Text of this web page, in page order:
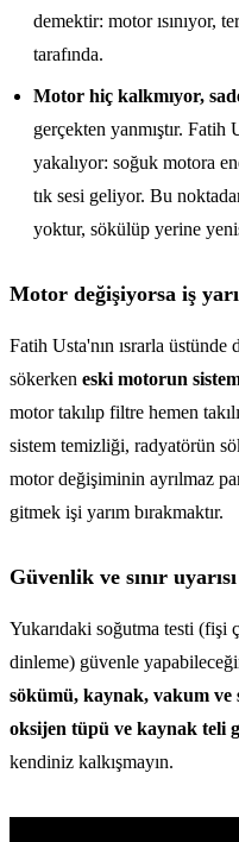
demektir: motor ısınıyor,
tarafında.
Motor hiç kalkmıyor,
gerçekten yanmıştır.
yakalıyor: soğuk motora
tık sesi geliyor. Bu
yoktur, sökülüp yerine
Motor değişiyorsa iş
Fatih Usta'nın ısrarla
sökerken eski motorun
motor takılıp filtre hemen
sistem temizliği, radyatörün
motor değişiminin ayrılmaz
gitmek işi yarım bırakmaktır.
Güvenlik ve sınır uyarısı
Yukarıdaki soğutma testi (fişi
dinleme) güvenle
sökümü, kaynak, vakum ve
oksijen tüpü ve kaynak teli
kendiniz kalkışmayın.